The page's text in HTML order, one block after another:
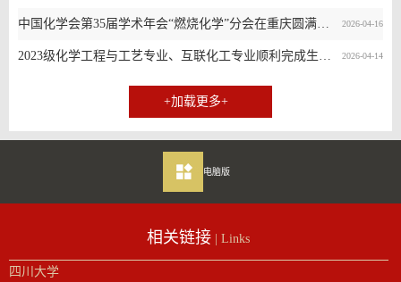
2026-04-16
中国化学会第35届学术年会“燃烧化学”分会在重庆圆满落幕
2026-04-14
2023级化学工程与工艺专业、互联化工专业顺利完成生产实习
+加载更多+
电脑版
相关链接 | Links
四川大学